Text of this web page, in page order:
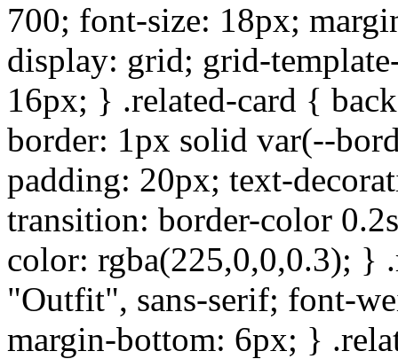
700; font-size: 18px;
display: grid; grid-
16px; } .related-card {
border: 1px solid var(--
padding: 20px; text-
transition: border-color
color: rgba(225,0,0,0.3); }
"Outfit", sans-serif; font-
margin-bottom: 6px; }